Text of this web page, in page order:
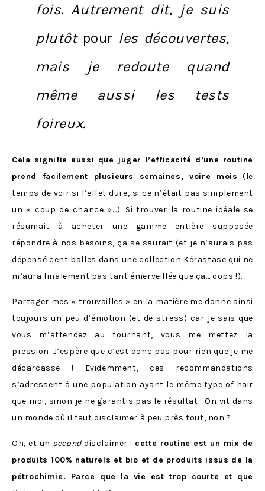
fois. Autrement dit, je suis
plutôt pour les découvertes,
mais je redoute quand
même aussi les tests
foireux.
Cela signifie aussi que juger l’efficacité d’une routine
prend facilement plusieurs semaines, voire mois (le
temps de voir si l’effet dure, si ce n’était pas simplement
un « coup de chance »…). Si trouver la routine idéale se
résumait à acheter une gamme entière supposée
répondre à nos besoins, ça se saurait (et je n’aurais pas
dépensé cent balles dans une collection Kérastase qui ne
m’aura finalement pas tant émerveillée que ça… oops !).
Partager mes « trouvailles » en la matière me donne ainsi
toujours un peu d’émotion (et de stress) car je sais que
vous m’attendez au tournant, vous me mettez la
pression. J’espère que c’est donc pas pour rien que je me
décarcasse ! Evidemment, ces recommandations
s’adressent à une population ayant le mêmetype of hair
que moi, sinon je ne garantis pas le résultat… On vit dans
un monde où il faut disclaimer à peu près tout, non ?
Oh, et un seconddisclaimer : cette routine est un mix de
produits 100% naturels et bio et de produits issus de la
pétrochimie. Parce que la vie est trop courte et que